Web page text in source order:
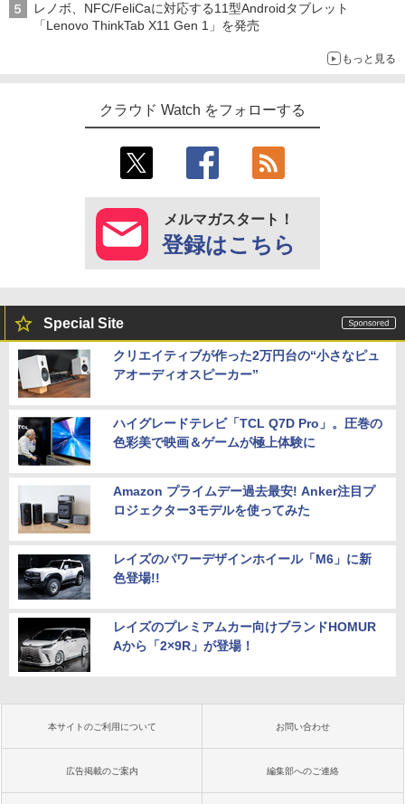
レノボ、NFC/FeliCaに対応する11型Androidタブレット
「Lenovo ThinkTab X11 Gen 1」を発売
もっと見る
クラウド Watch をフォローする
メルマガスタート！
登録はこちら
Special Site
クリエイティブが作った2万円台の“小さなピュ
アオーディオスピーカー”
ハイグレードテレビ「TCL Q7D Pro」。圧巻の
色彩美で映画＆ゲームが極上体験に
Amazon プライムデー過去最安! Anker注目プ
ロジェクター3モデルを使ってみた
レイズのパワーデザインホイール「M6」に新
色登場!!
レイズのプレミアムカー向けブランドHOMUR
Aから「2×9R」が登場！
本サイトのご利用について お問い合わせ
広告掲載のご案内 編集部へのご連絡